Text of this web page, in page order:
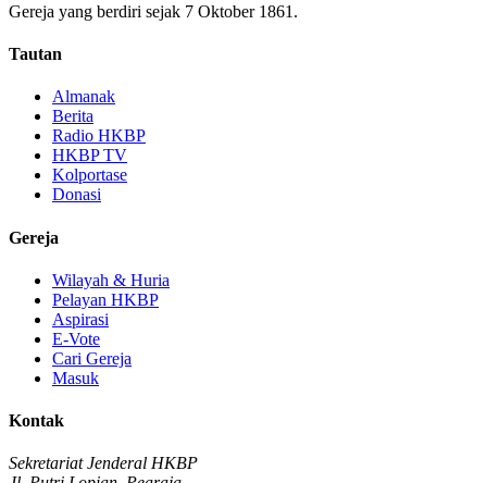
Gereja yang berdiri sejak 7 Oktober 1861.
Tautan
Almanak
Berita
Radio HKBP
HKBP TV
Kolportase
Donasi
Gereja
Wilayah & Huria
Pelayan HKBP
Aspirasi
E-Vote
Cari Gereja
Masuk
Kontak
Sekretariat Jenderal HKBP